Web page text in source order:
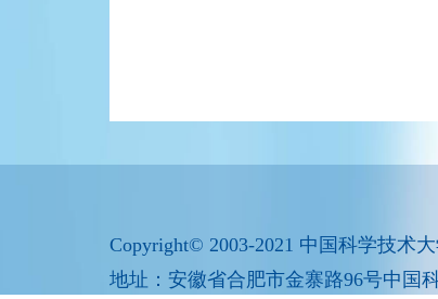
Copyright© 2003-2021 中国科学技术
地址：安徽省合肥市金寨路96号中国